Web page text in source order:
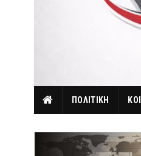
ΠΟΛΙΤΙΚΗ